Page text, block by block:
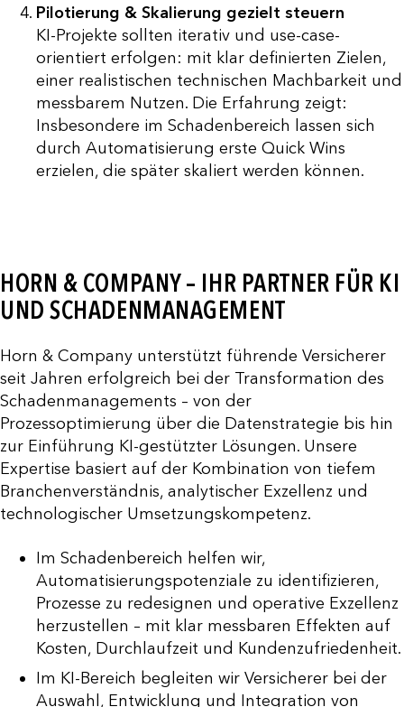
Pilotierung & Skalierung gezielt steuern
KI-Projekte sollten iterativ und use-case-
orientiert erfolgen: mit klar definierten Zielen,
einer realistischen technischen Machbarkeit und
messbarem Nutzen. Die Erfahrung zeigt:
Insbesondere im Schadenbereich lassen sich
durch Automatisierung erste Quick Wins
erzielen, die später skaliert werden können.
HORN & COMPANY – IHR PARTNER FÜR KI
UND SCHADENMANAGEMENT
Horn & Company unterstützt führende Versicherer
seit Jahren erfolgreich bei der Transformation des
Schadenmanagements – von der
Prozessoptimierung über die Datenstrategie bis hin
zur Einführung KI-gestützter Lösungen. Unsere
Expertise basiert auf der Kombination von tiefem
Branchenverständnis, analytischer Exzellenz und
technologischer Umsetzungskompetenz.
Im Schadenbereich helfen wir,
Automatisierungspotenziale zu identifizieren,
Prozesse zu redesignen und operative Exzellenz
herzustellen – mit klar messbaren Effekten auf
Kosten, Durchlaufzeit und Kundenzufriedenheit.
Im KI-Bereich begleiten wir Versicherer bei der
Auswahl, Entwicklung und Integration von